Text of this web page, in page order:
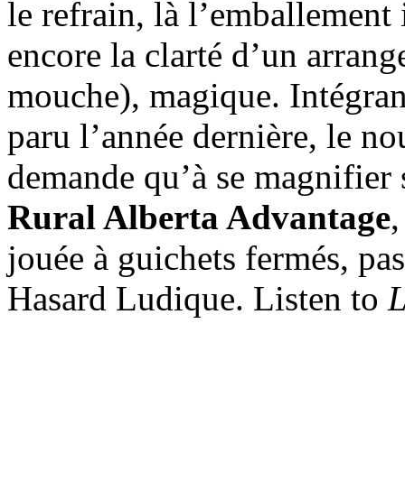
le refrain, là
encore la clarté d’un
mouche), magique.
paru l’année dernière, le
demande qu’à se
Rural Alberta Advantage
jouée à guichets fermés,
Hasard Ludique. Listen to